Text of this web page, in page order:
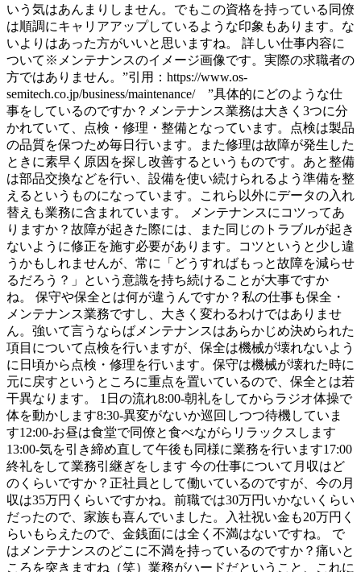
いう気はあんまりしません。でもこの資格を持っている同僚
は順調にキャリアアップしているような印象もあります。な
いよりはあった方がいいと思いますね。 詳しい仕事内容に
ついて※メンテナンスのイメージ画像です。実際の求職者の
方ではありません。”引用：https://www.os-
semitech.co.jp/business/maintenance/ ”具体的にどのような仕
事をしているのですか？メンテナンス業務は大きく3つに分
かれていて、点検・修理・整備となっています。点検は製品
の品質を保つため毎日行います。また修理は故障が発生した
ときに素早く原因を探し改善するというものです。あと整備
は部品交換などを行い、設備を使い続けられるよう準備を整
えるというものになっています。これら以外にデータの入れ
替えも業務に含まれています。 メンテナンスにコツってあ
りますか？故障が起きた際には、また同じのトラブルが起き
ないように修正を施す必要があります。コツというと少し違
うかもしれませんが、常に「どうすればもっと故障を減らせ
るだろう？」という意識を持ち続けることが大事ですか
ね。 保守や保全とは何が違うんですか？私の仕事も保全・
メンテナンス業務ですし、大きく変わるわけではありませ
ん。強いて言うならばメンテナンスはあらかじめ決められた
項目について点検を行いますが、保全は機械が壊れないよう
に日頃から点検・修理を行います。保守は機械が壊れた時に
元に戻すというところに重点を置いているので、保全とは若
干異なります。 1日の流れ8:00-朝礼をしてからラジオ体操で
体を動かします8:30-異変がないか巡回しつつ待機していま
す12:00-お昼は食堂で同僚と食べながらリラックスします
13:00-気を引き締め直して午後も同様に業務を行います17:00
終礼をして業務引継ぎをします 今の仕事について月収はど
のくらいですか？正社員として働いているのですが、今の月
収は35万円くらいですかね。前職では30万円いかないくらい
だったので、家族も喜んでいました。入社祝い金も20万円く
らいもらえたので、金銭面には全く不満はないですね。 で
はメンテナンスのどこに不満を持っているのですか？痛いと
ころを突きますね（笑）業務がハードだということ、これに